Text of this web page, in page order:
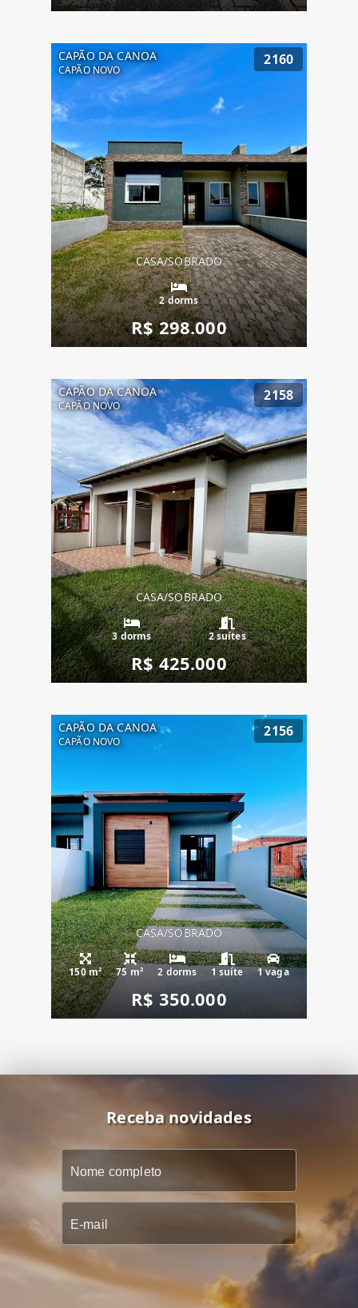
CAPÃO DA CANOA
CAPÃO NOVO
2160
CASA/SOBRADO
2 dorms
R$ 298.000
CAPÃO DA CANOA
CAPÃO NOVO
2158
CASA/SOBRADO
3 dorms 2 suítes
R$ 425.000
CAPÃO DA CANOA
CAPÃO NOVO
2156
CASA/SOBRADO
150 m² 75 m² 2 dorms 1 suíte 1 vaga
R$ 350.000
Receba novidades